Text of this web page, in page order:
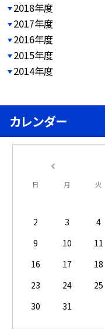
2018年度
2017年度
2016年度
2015年度
2014年度
カレンダー
日 月 火
2
3 4
9
10 11
16
17 18
23
24 25
30
31